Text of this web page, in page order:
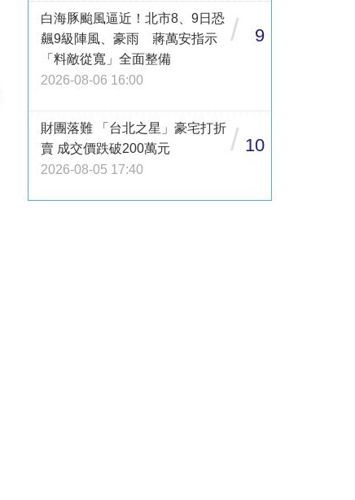
白海豚颱風逼近！北市8、9日恐
飆9級陣風、豪雨 蔣萬安指示
「料敵從寬」全面整備
2026-08-06 16:00
/ 9
財團落難 「台北之星」豪宅打折
賣 成交價跌破200萬元
2026-08-05 17:40
/ 10